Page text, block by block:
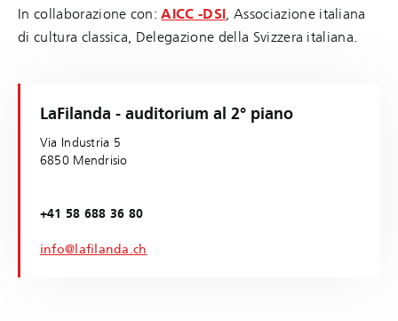
In collaborazione con:AICC -DSI, Associazione italiana
di cultura classica, Delegazione della Svizzera italiana.
LaFilanda - auditorium al 2° piano
Via Industria 5
6850 Mendrisio
+41 58 688 36 80
info@lafilanda.ch